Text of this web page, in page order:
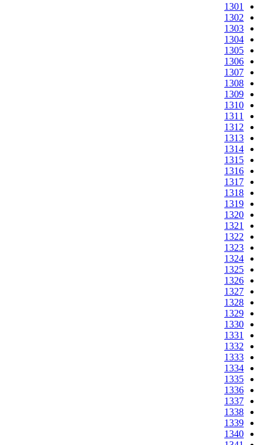
1301
1302
1303
1304
1305
1306
1307
1308
1309
1310
1311
1312
1313
1314
1315
1316
1317
1318
1319
1320
1321
1322
1323
1324
1325
1326
1327
1328
1329
1330
1331
1332
1333
1334
1335
1336
1337
1338
1339
1340